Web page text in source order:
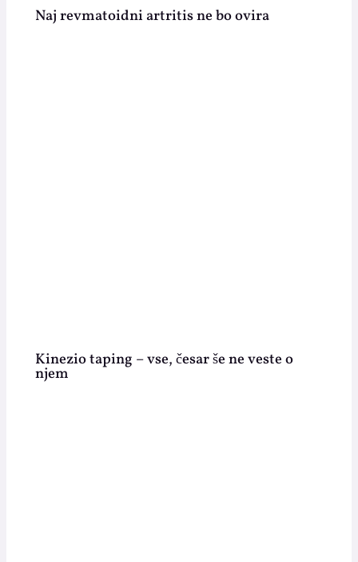
Naj revmatoidni artritis ne bo ovira
Kinezio taping – vse, česar še ne veste o
njem